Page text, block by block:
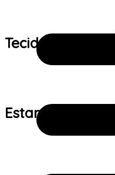
Tecido:
Estampa: